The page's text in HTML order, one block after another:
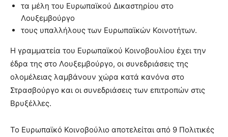
τα μέλη του Ευρωπαϊκού Δικαστηρίου στο
Λουξεμβούργο
τους υπαλλήλους των Ευρωπαϊκών Κοινοτήτων.
Η γραμματεία του Ευρωπαϊκού Κοινοβουλίου έχει την
έδρα της στο Λουξεμβούργο, οι συνεδριάσεις της
ολομέλειας λαμβάνουν χώρα κατά κανόνα στο
Στρασβούργο και οι συνεδριάσεις των επιτροπών στις
Βρυξέλλες.
Το Ευρωπαϊκό Κοινοβούλιο αποτελείται από 9 Πολιτικές